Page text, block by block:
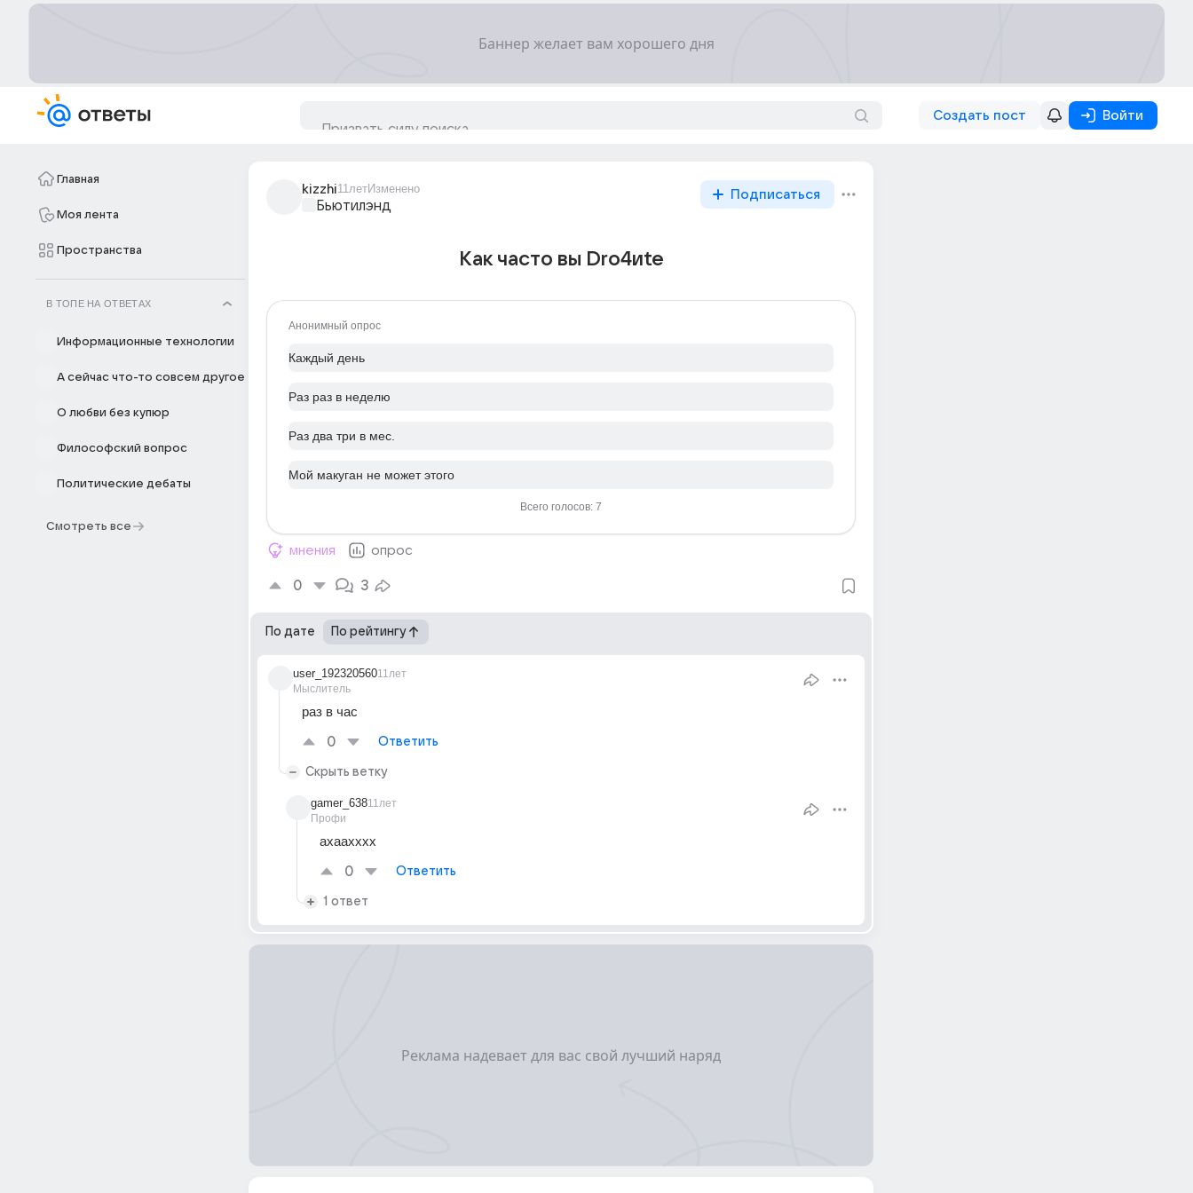
Создать пост Войти
Главная
Моя лента
Пространства
В ТОПЕ НА ОТВЕТАХ
Информационные технологии
А сейчас что-то совсем другое
О любви без купюр
Философский вопрос
Политические дебаты
Смотреть все
kizzhi11летИзменено
Бьютилэнд
Подписаться
Как часто вы Drо4иte
Анонимный опрос
Каждый день
Раз раз в неделю
Раз два три в мес.
Мой макуган не может этого
Всего голосов: 7
мнения опрос
0 3
По дате По рейтингу
user_192320560
Мыслитель
11лет
раз в час
0 Ответить
Скрыть ветку
gamer_638
Профи
11лет
ахаахххх
0 Ответить
1 ответ